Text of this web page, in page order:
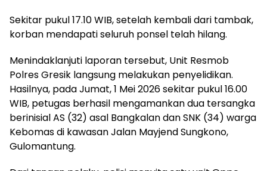
Sekitar pukul 17.10 WIB, setelah kembali dari tambak,
korban mendapati seluruh ponsel telah hilang.
Menindaklanjuti laporan tersebut, Unit Resmob
Polres Gresik langsung melakukan penyelidikan.
Hasilnya, pada Jumat, 1 Mei 2026 sekitar pukul 16.00
WIB, petugas berhasil mengamankan dua tersangka
berinisial AS (32) asal Bangkalan dan SNK (34) warga
Kebomas di kawasan Jalan Mayjend Sungkono,
Gulomantung.